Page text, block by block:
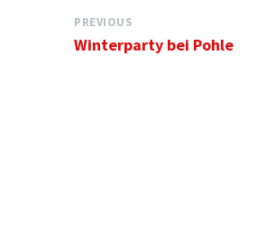
PREVIOUS
Winterparty bei Pohle